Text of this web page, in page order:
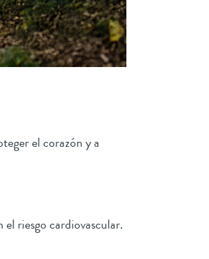
el corazón y a
riesgo cardiovascular.